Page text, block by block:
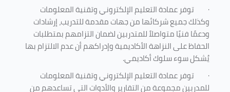
· توفر عمادة التعليم الإلكتروني وتقنية المعلومات
وكذلك جميع شركائها من جهات مقدمة للتدريب، إرشادات
ودعمًا فنيًا متواصلاً للمتدربين لضمان التزامهم بمتطلبات
الحفاظ على النزاهة الأكاديمية وإدراكهم أن عدم الالتزام بها
يُشكل سوء سلوك أكاديمي.
· توفر عمادة التعليم الإلكتروني وتقنية المعلومات
للمدربين مجموعة من التقارير والأدوات التي تساعدهم من